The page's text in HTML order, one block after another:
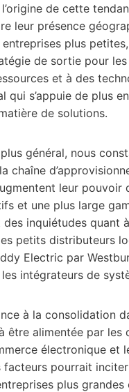
de cette
leur présence
entreprises plus
de sortie pour
et à des
qui s’appuie de plus
de solutions.
plus général, nous
chaîne
leur
et une plus large
des inquiétudes
petits distributeurs
Electric par
intégrateurs de
à la consolidation
être alimentée par les
électronique et
facteurs pourrait
plus